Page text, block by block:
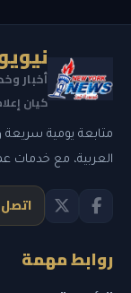
أخبار
كيان
متابعة يومية سريعة
العربية، مع خدمات
اتصل
روابط مهمة